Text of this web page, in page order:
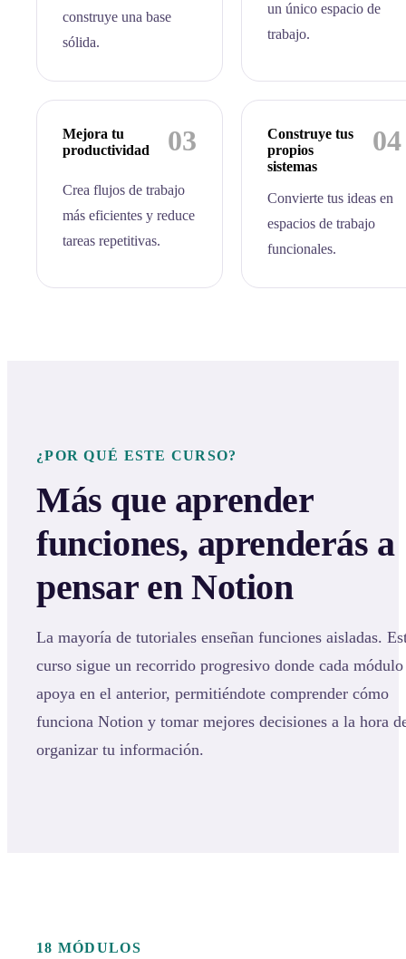
construye una base
sólida.
un único espacio de
trabajo.
03
Mejora tu
productividad
Crea flujos de trabajo
más eficientes y reduce
tareas repetitivas.
04
Construye tus
propios
sistemas
Convierte tus ideas en
espacios de trabajo
funcionales.
¿POR QUÉ ESTE CURSO?
Más que aprender
funciones, aprenderás a
pensar en Notion
La mayoría de tutoriales enseñan funciones aisladas.
curso sigue un recorrido progresivo donde cada módulo
apoya en el anterior, permitiéndote comprender cómo
funciona Notion y tomar mejores decisiones a la hora
organizar tu información.
18 MÓDULOS